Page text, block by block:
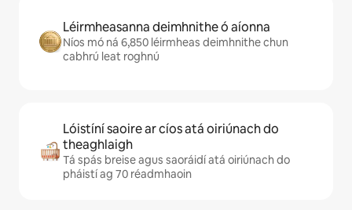
Léirmheasanna deimhnithe ó aíonna
Níos mó ná 6,850 léirmheas deimhnithe chun
cabhrú leat roghnú
Lóistíní saoire ar cíos atá oiriúnach do
theaghlaigh
Tá spás breise agus saoráidí atá oiriúnach do
pháistí ag 70 réadmhaoin